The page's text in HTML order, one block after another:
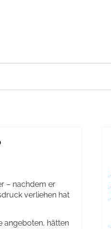
– nachdem er
verliehen hat
angeboten, hätten